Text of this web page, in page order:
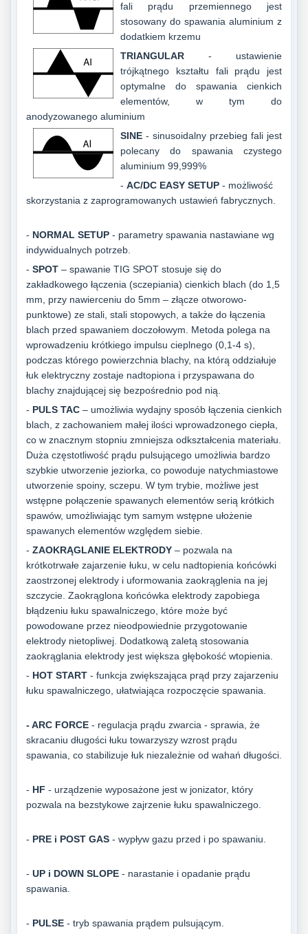
fali prądu przemiennego jest
stosowany do spawania aluminium z
dodatkiem krzemu
TRIANGULAR- ustawienie
trójkątnego kształtu fali prądu jest
optymalne do spawania cienkich
elementów, w tym do
anodyzowanego aluminium
SINE- sinusoidalny przebieg fali jest
polecany do spawania czystego
aluminium 99,999%
- AC/DC EASY SETUP- możliwość
skorzystania z zaprogramowanych ustawień fabrycznych.
- NORMAL SETUP - parametry spawania nastawiane wg
indywidualnych potrzeb.
- SPOT – spawanie TIG SPOT stosuje się do
zakładkowego łączenia (sczepiania) cienkich blach (do 1,5
mm, przy nawierceniu do 5mm – złącze otworowo-
punktowe) ze stali, stali stopowych, a także do łączenia
blach przed spawaniem doczołowym. Metoda polega na
wprowadzeniu krótkiego impulsu cieplnego (0,1-4 s),
podczas którego powierzchnia blachy, na którą oddziałuje
łuk elektryczny zostaje nadtopiona i przyspawana do
blachy znajdującej się bezpośrednio pod nią.
- PULS TAC– umożliwia wydajny sposób łączenia cienkich
blach, z zachowaniem małej ilości wprowadzonego ciepła,
co w znacznym stopniu zmniejsza odkształcenia materiału.
Duża częstotliwość prądu pulsującego umożliwia bardzo
szybkie utworzenie jeziorka, co powoduje natychmiastowe
utworzenie spoiny, sczepu. W tym trybie, możliwe jest
wstępne połączenie spawanych elementów serią krótkich
spawów, umożliwiając tym samym wstępne ułożenie
spawanych elementów względem siebie.
- ZAOKRĄGLANIE ELEKTRODY– pozwala na
krótkotrwałe zajarzenie łuku, w celu nadtopienia końcówki
zaostrzonej elektrody i uformowania zaokrąglenia na jej
szczycie. Zaokrąglona końcówka elektrody zapobiega
błądzeniu łuku spawalniczego, które może być
powodowane przez nieodpowiednie przygotowanie
elektrody nietopliwej. Dodatkową zaletą stosowania
zaokrąglania elektrody jest większa głębokość wtopienia.
- HOT START - funkcja zwiększająca prąd przy zajarzeniu
łuku spawalniczego, ułatwiająca rozpoczęcie spawania.
- ARC FORCE - regulacja prądu zwarcia - sprawia, że
skracaniu długości łuku towarzyszy wzrost prądu
spawania, co stabilizuje łuk niezależnie od wahań długości.
- HF - urządzenie wyposażone jest w jonizator, który
pozwala na bezstykowe zajrzenie łuku spawalniczego.
- PRE i POST GAS- wypływ gazu przed i po spawaniu.
- UP i DOWN SLOPE- narastanie i opadanie prądu
spawania.
- PULSE - tryb spawania prądem pulsującym.